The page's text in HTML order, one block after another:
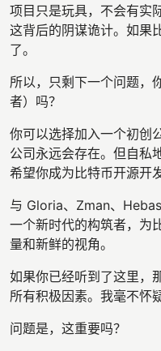
项目只是玩具，不会有实
这背后的阴谋诡计。如果
了。
所以，只剩下一个问题，
者）吗？
你可以选择加入一个初创
公司永远会存在。但自私
希望你成为比特币开源开
与 Gloria、Zman、
一个新时代的构筑者，为
量和新鲜的视角。
如果你已经听到了这里，
所有积极因素。我毫不怀
问题是，这重要吗？